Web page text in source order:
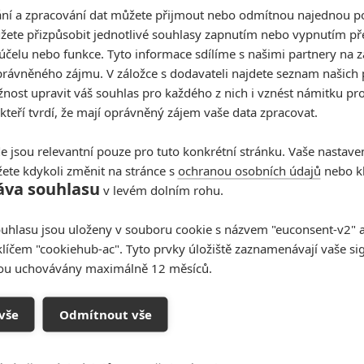
0
0
plot pro Avengers: Doomsday.
moc důvěry. xD
0
alergický na přebytek CGI. Pár lokací a spíš
(atmosféra, vtipy celkem fungují), co se mi nelíbí
a zpracování dat můžete přijmout nebo odmítnou najednou
přizpůsobit jednotlivé souhlasy zapnutím nebo vypnutím
nebo funkce. Tyto informace sdílíme s našimi partnery na
zájmu. V záložce s dodavateli najdete seznam našich
upravit váš souhlas pro každého z nich i vznést námitku
tvrdí, že mají oprávněný zájem vaše data zpracovat.
jsou relevantní pouze pro tuto konkrétní stránku. Vaše
kdykoli změnit na stránce s ochranou osobních údajů nebo
souhlasu v levém dolním rohu.
jsou uloženy v souboru cookie s názvem "euconsent-v2"
"cookiehub-ac". Tyto prvky úložiště zaznamenávají vaše
uchovávány maximálně 12 měsíců.
Odmítnout vše